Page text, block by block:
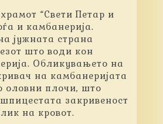
“Свети Петар и
и камбанерија.
јужната страна
што води кон
Обликувањето на
на камбанеријата
оловни плочи, што
закривеност
на кровот.